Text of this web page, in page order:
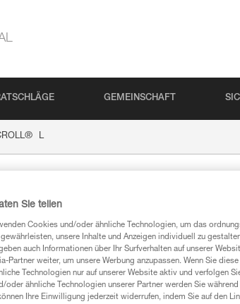
GEMEINSCHAFT
® L
Sie teilen
Cookies und/oder ähnliche Technologien, um das
unsere Inhalte und Anzeigen individuell zu
auch Informationen über Ihr Surfverhalten auf unserer
Partner weiter, um unsere Werbung anzupassen. Wenn Sie
Technologien nur auf unserer Website aktiv und verfolgen
oder ähnliche Technologien unserer Partner werden Sie während
Ihre Einwilligung jederzeit widerrufen, indem Sie auf den